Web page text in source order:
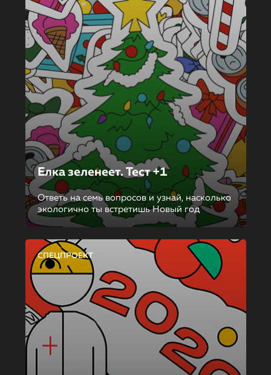
Елка зеленеет. Тест +1
Ответь на семь вопросов и узнай, насколько
экологично ты встретишь Новый год
СПЕЦПРОЕКТ